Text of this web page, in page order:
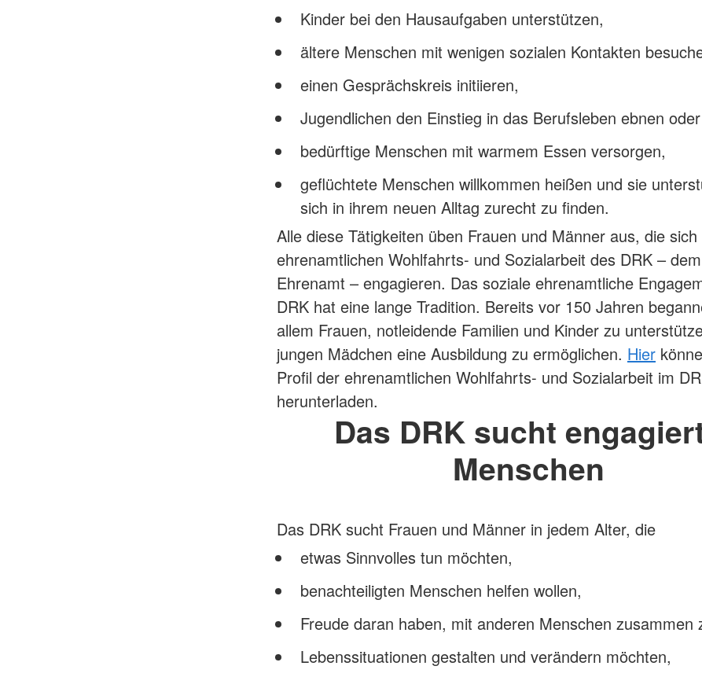
Kinder bei den Hausaufgaben unterstützen,
ältere Menschen mit wenigen sozialen Kontakten
einen Gesprächskreis initiieren,
Jugendlichen den Einstieg in das Berufsleben ebnen oder
bedürftige Menschen mit warmem Essen versorgen,
geflüchtete Menschen willkommen heißen und sie
sich in ihrem neuen Alltag zurecht zu finden.
Alle diese Tätigkeiten üben Frauen und Männer aus, die
ehrenamtlichen Wohlfahrts- und Sozialarbeit des DRK –
Ehrenamt – engagieren. Das soziale ehrenamtliche
DRK hat eine lange Tradition. Bereits vor 150 Jahren
allem Frauen, notleidende Familien und Kinder zu
jungen Mädchen eine Ausbildung zu ermöglichen. Hier
Profil der ehrenamtlichen Wohlfahrts- und Sozialarbeit im
herunterladen.
Das DRK sucht
Menschen
Das DRK sucht Frauen und Männer in jedem Alter, die
etwas Sinnvolles tun möchten,
benachteiligten Menschen helfen wollen,
Freude daran haben, mit anderen Menschen zusammen
Lebenssituationen gestalten und verändern möchten,